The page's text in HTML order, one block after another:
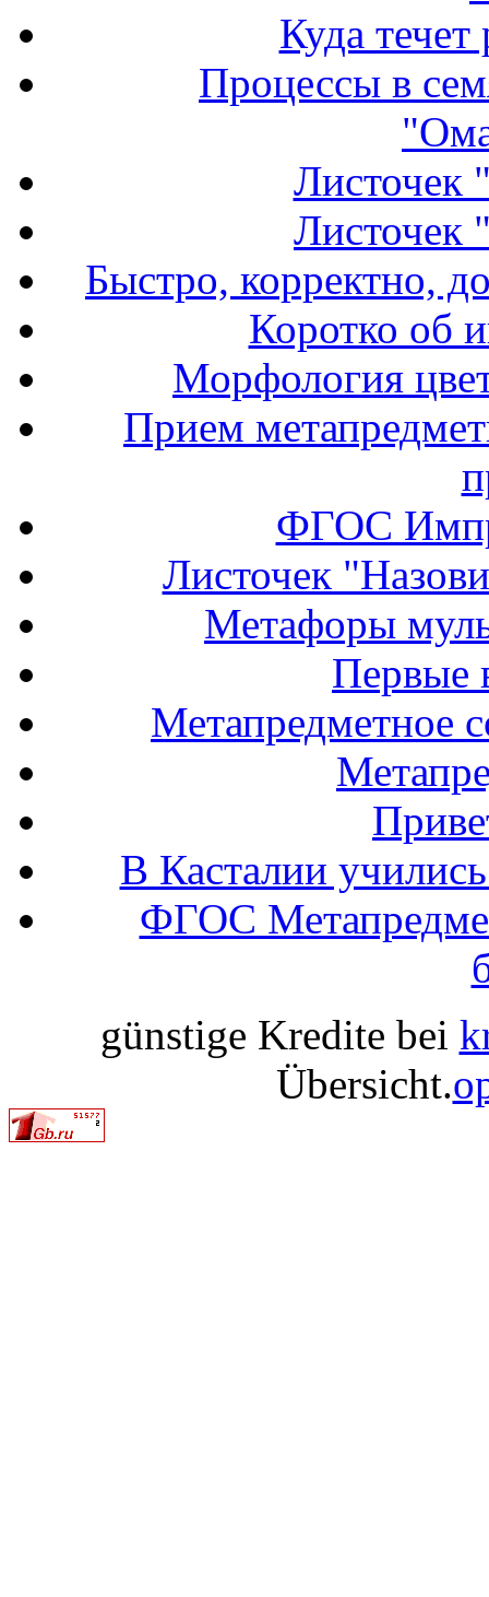
Куда течет
Процессы в
Листочек
Листочек
Быстро, корректно,
Коротко об
Морфология
Прием
ФГОС
Листочек
Метафоры
Первые
Метапредметное
В Касталии
ФГОС
günstige Kredite bei
Übersicht.